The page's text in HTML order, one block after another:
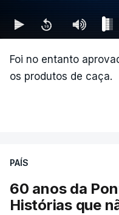
Foi no entanto
os produtos de caça.
PAÍS
60 anos da
Histórias que